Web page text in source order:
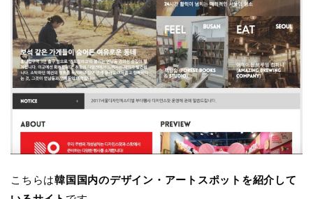
こちらは韓国国内のデザイン・アートスポットを紹介して